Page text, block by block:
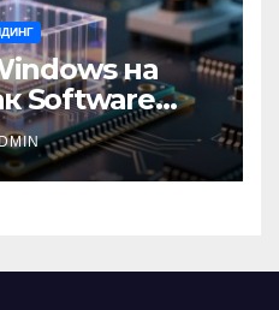
на
Software
перешла на
ОС